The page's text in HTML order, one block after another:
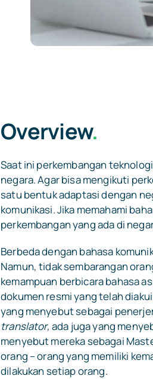
Overview.
Saat ini perkembangan
negara. Agar bisa mengikuti
satu bentuk adaptasi dengan
komunikasi. Jika memahami
perkembangan yang ada di
Berbeda dengan bahasa
Namun, tidak sembarangan
kemampuan berbicara bahasa
dokumen resmi yang telah
yang menyebut sebagai
translator, ada juga yang
menyebut mereka sebagai
orang – orang yang memiliki
dilakukan setiap orang.